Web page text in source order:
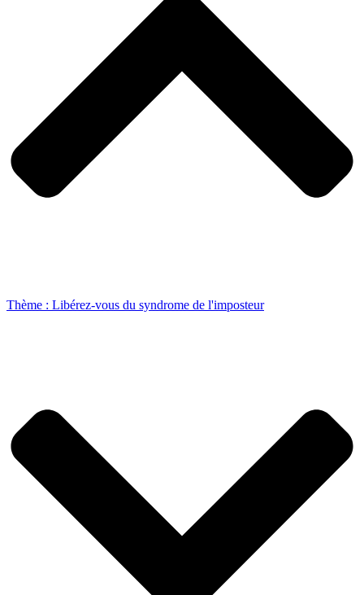
Thème : Libérez-vous du syndrome de l'imposteur